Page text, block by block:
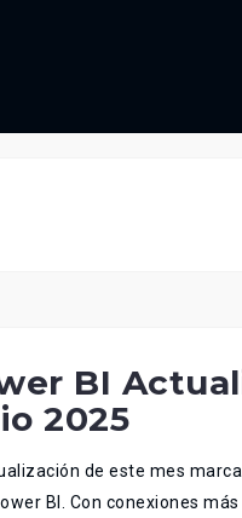
BI
2025
de este mes
BI. Con conexiones